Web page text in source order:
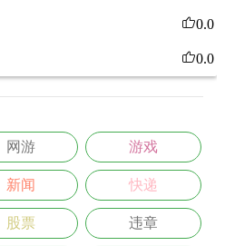
0.0
0.0
网游 游戏
新闻 快递
股票 违章